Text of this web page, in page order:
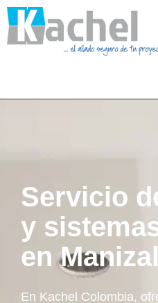
Servicio
y
en
En Kachel Colombia,